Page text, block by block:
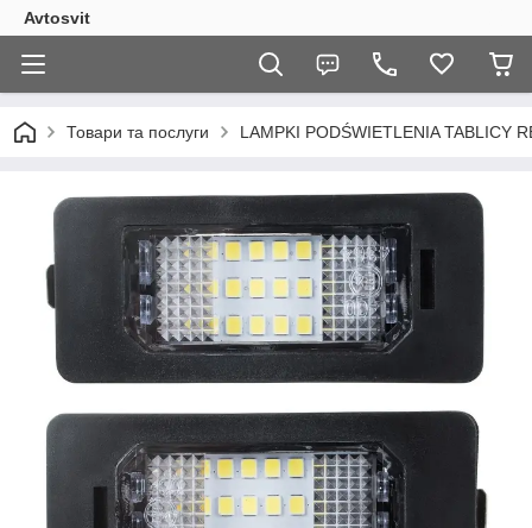
Avtosvit
Товари та послуги LAMPKI PODŚWIETLENIA TABLICY